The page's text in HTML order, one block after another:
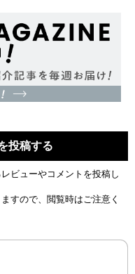
投稿する
ビューやコメントを投稿し
すので、閲覧時はご注意く